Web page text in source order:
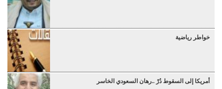
خواطر رياضية
أمريكا إلى السقوط دُرْ ..رهان السعودي الخاسر